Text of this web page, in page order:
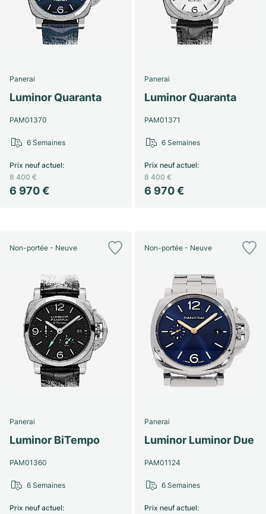
Panerai
Luminor Quaranta
PAM01370
6 970 €
Prix neuf actuel:
8 400 €
6 Semaines
Panerai
Luminor Quaranta
PAM01371
6 970 €
Prix neuf actuel:
8 400 €
6 Semaines
Non-portée - Neuve
Panerai
Luminor BiTempo
PAM01360
Prix neuf actuel:
6 Semaines
Non-portée - Neuve
Panerai
Luminor Luminor Due
PAM01124
Prix neuf actuel:
6 Semaines